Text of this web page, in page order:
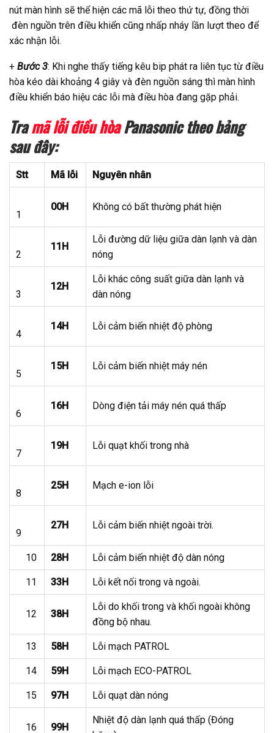
nút màn hình sẽ thể hiện các mã lỗi theo thứ tự, đồng thời
đèn nguồn trên điều khiển cũng nhấp nháy lần lượt theo để
xác nhận lỗi.
+ Bước 3: Khi nghe thấy tiếng kêu bip phát ra liên tục từ điều
hòa kéo dài khoảng 4 giây và đèn nguồn sáng thì màn hình
điều khiển báo hiệu các lỗi mà điều hòa đang gặp phải.
Tramã lỗi điều hòaPanasonic theo bảng
sau đây:
Stt Mã lỗi Nguyên nhân
1
00H Không có bất thường phát hiện
2
11H
Lỗi đường dữ liệu giữa dàn lạnh và dàn
nóng
3
12H
Lỗi khác công suất giữa dàn lạnh và
dàn nóng
4
14H Lỗi cảm biến nhiệt độ phòng
5
15H Lỗi cảm biến nhiệt máy nén
6
16H Dòng điện tải máy nén quá thấp
7
19H Lỗi quạt khối trong nhà
8
25H Mạch e-ion lỗi
9
27H Lỗi cảm biến nhiệt ngoài trời.
10 28H Lỗi cảm biến nhiệt độ dàn nóng
11 33H Lỗi kết nối trong và ngoài.
12 38H
Lỗi do khối trong và khối ngoài không
đồng bộ nhau.
13 58H Lỗi mạch PATROL
14 59H Lỗi mạch ECO-PATROL
15 97H Lỗi quạt dàn nóng
16 99H
Nhiệt độ dàn lạnh quá thấp (Đóng